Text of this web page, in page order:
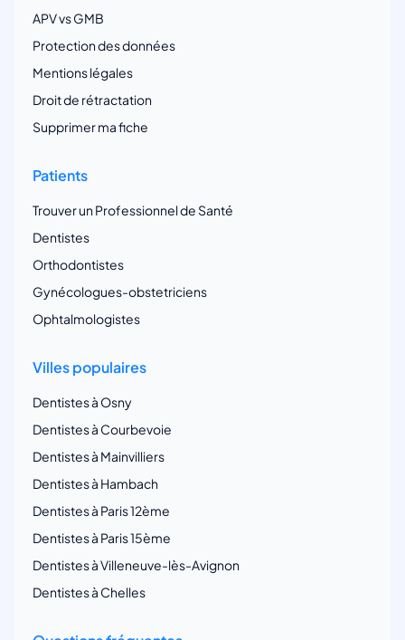
APV vs GMB
Protection des données
Mentions légales
Droit de rétractation
Supprimer ma fiche
Patients
Trouver un Professionnel de Santé
Dentistes
Orthodontistes
Gynécologues-obstetriciens
Ophtalmologistes
Villes populaires
Dentistes à Osny
Dentistes à Courbevoie
Dentistes à Mainvilliers
Dentistes à Hambach
Dentistes à Paris 12ème
Dentistes à Paris 15ème
Dentistes à Villeneuve-lès-Avignon
Dentistes à Chelles